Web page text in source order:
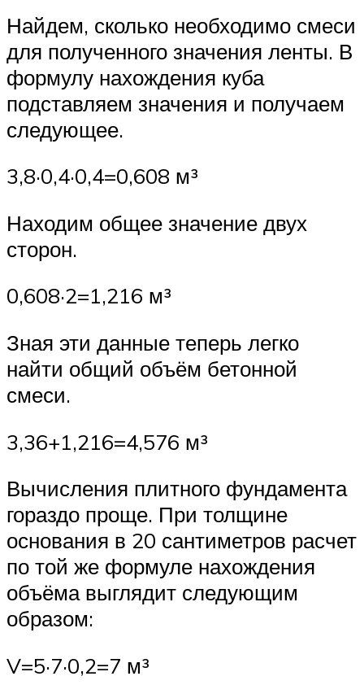
Найдем, сколько необходимо смеси
для полученного значения ленты. В
формулу нахождения куба
подставляем значения и получаем
следующее.
3,8·0,4·0,4=0,608 м³
Находим общее значение двух
сторон.
0,608·2=1,216 м³
Зная эти данные теперь легко
найти общий объём бетонной
смеси.
3,36+1,216=4,576 м³
Вычисления плитного фундамента
гораздо проще. При толщине
основания в 20 сантиметров расчет
по той же формуле нахождения
объёма выглядит следующим
образом:
V=5·7·0,2=7 м³